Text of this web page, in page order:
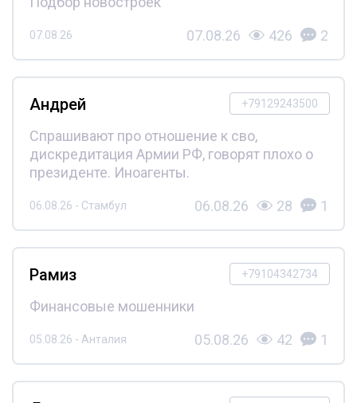
07.08.26 07.08.26 426 2
+79129243500
Андрей
Спрашивают про отношение к сво,
дискредитация Армии РФ, говорят плохо о
президенте. Иноагенты.
06.08.26 - Стамбул 06.08.26 28 1
+79104342734
Рамиз
Финансовые мошенники
05.08.26 - Анталия 05.08.26 42 1